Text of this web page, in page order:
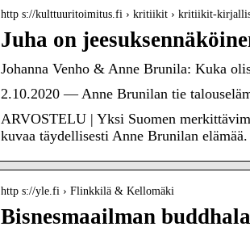
http s://kulttuuritoimitus.fi › kritiikit › kritiikit-
Juha on
Johanna Venho & Anne Brunila: Kuka
2.10.2020 — Anne Brunilan tie
ARVOSTELU | Yksi Suomen
kuvaa täydellisesti Anne Brunilan elämää.
http s://yle.fi › Flinkkilä & Kellomäki
Bisnesmaailman